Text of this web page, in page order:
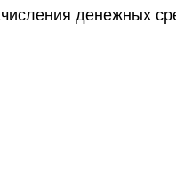
денежных